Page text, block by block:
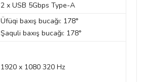
2 x USB 5Gbps Type-A
Üfüqi baxış bucağı: 178°
Şaquli baxış bucağı: 178°
1920 x 1080 320 Hz